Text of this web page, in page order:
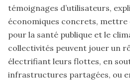
témoignages d’utilisateurs,
économiques concrets, mettre
pour la santé publique et le
collectivités peuvent jouer un
électrifiant leurs flottes, en
infrastructures partagées, ou